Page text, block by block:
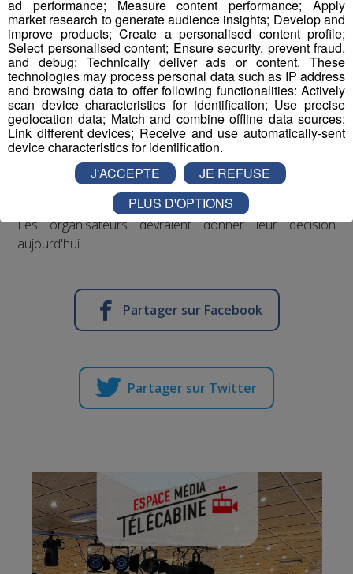
LaFISespère reprogrammer ce slalom plus tard dans la
saison, dans une autre station française. La piste de
Courchevel
, début janvier, est privilégiée.
Michel Vion, le président de la Fédération française
de ski, sait que ce n’est pas gagné.
Les organisateurs devraient donner leur décision
aujourd'hui.
Partager sur Facebook
Partager sur Twitter
ad performance; Measure content performance; Apply
market research to generate audience insights; Develop and
improve products; Create a personalised content profile;
Select personalised content; Ensure security, prevent fraud,
and debug; Technically deliver ads or content. These
technologies may process personal data such as IP address
and browsing data to offer following functionalities: Actively
scan device characteristics for identification; Use precise
geolocation data; Match and combine offline data sources;
Link different devices; Receive and use automatically-sent
device characteristics for identification.
J'ACCEPTE
JE REFUSE
PLUS D'OPTIONS